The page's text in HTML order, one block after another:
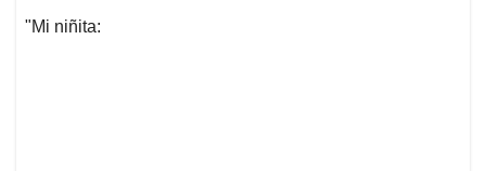
"Mi niñita: